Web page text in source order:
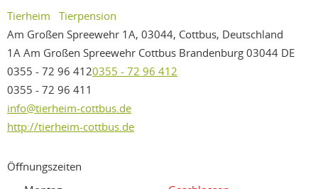
Tierheim
Tierpension
Am Großen Spreewehr 1A, 03044, Cottbus, Deutschland
1A Am Großen Spreewehr Cottbus Brandenburg 03044 DE
0355 - 72 96 4120355 - 72 96 412
0355 - 72 96 411
info@tierheim-cottbus.de
http://tierheim-cottbus.de
Öffnungszeiten